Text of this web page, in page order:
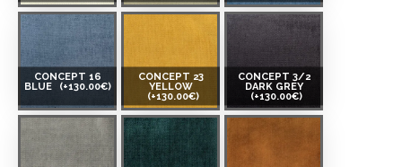
CONCEPT 16
BLUE
(+130.00€)
CONCEPT 23
YELLOW
(+130.00€)
CONCEPT 3/2
DARK GREY
(+130.00€)